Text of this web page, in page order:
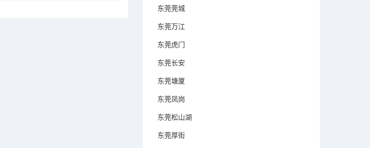
东莞莞城
东莞万江
东莞虎门
东莞长安
东莞塘厦
东莞凤岗
东莞松山湖
东莞厚街